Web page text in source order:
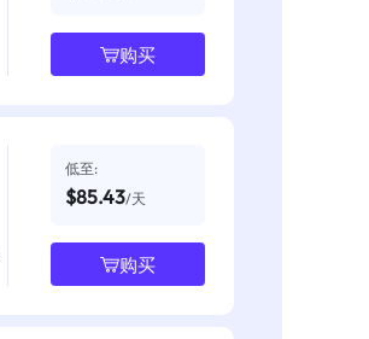
购买
低至:
$85.43/天
购买